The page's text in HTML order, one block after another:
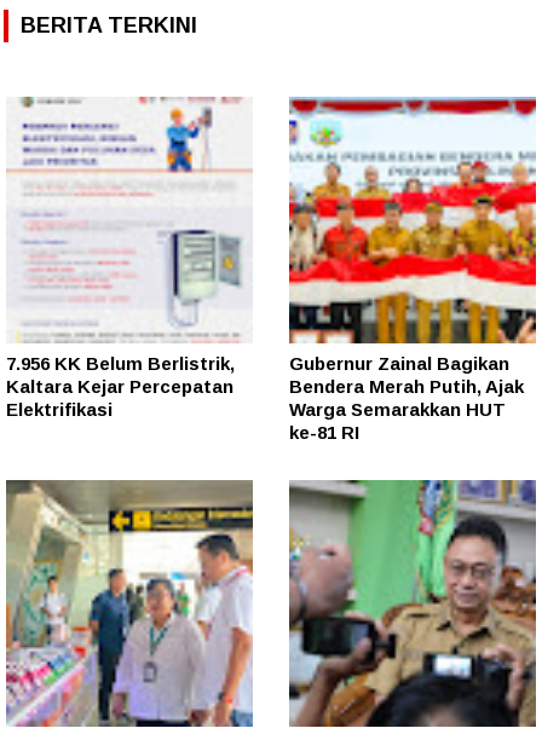
BERITA TERKINI
7.956 KK Belum Berlistrik,
Kaltara Kejar Percepatan
Elektrifikasi
Gubernur Zainal Bagikan
Bendera Merah Putih, Ajak
Warga Semarakkan HUT
ke-81 RI